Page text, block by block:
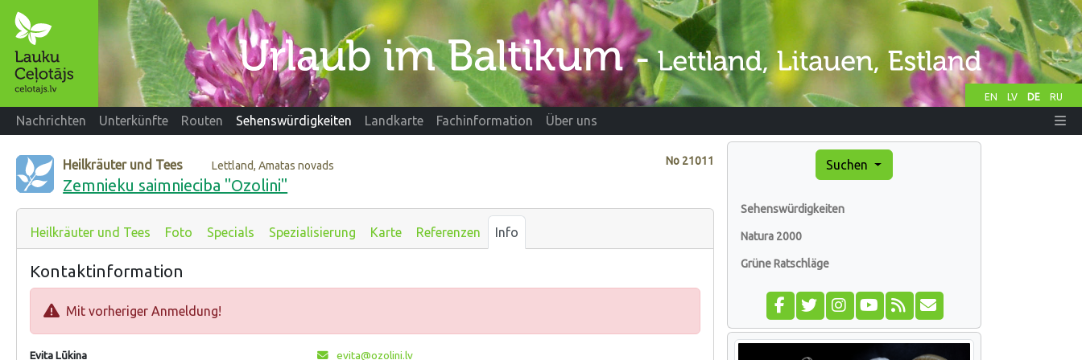
EN LV DE RU
Nachrichten Unterkünfte Routen Sehenswürdigkeiten Landkarte Fachinformation Über uns
No 21011
Heilkräuter und Tees Lettland, Amatas novads
Zemnieku saimnieciba "Ozolini"
Heilkräuter und Tees Foto Specials Spezialisierung Karte Referenzen Info
Kontaktinformation
Mit vorheriger Anmeldung!
Evita Lūkina
evita@ozolini.lv
Suchen
Sehenswürdigkeiten
Natura 2000
Grüne Ratschläge